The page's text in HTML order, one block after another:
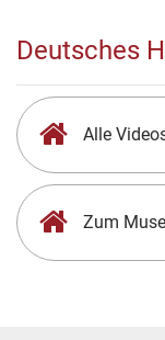
Deutsches
Alle
Zum